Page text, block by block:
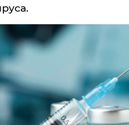
Днепр
Львов
Одесса